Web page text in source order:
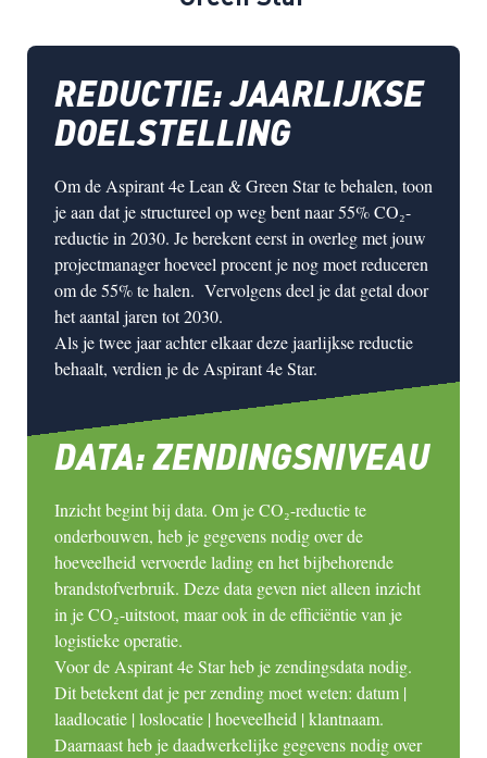
REDUCTIE: JAARLIJKSE
DOELSTELLING
Om de Aspirant 4e Lean & Green Starte behalen, toon
je aan dat je structureel op weg bent naar55% CO₂-
reductie in 2030. Je berekent eerst in overleg met jouw
projectmanager hoeveel procent je nog moet reduceren
om de 55% te halen. Vervolgens deel je dat getal door
het aantal jaren tot 2030.
Als jetwee jaar achter elkaardeze jaarlijkse reductie
behaalt, verdien je de Aspirant 4e Star.
DATA: ZENDINGSNIVEAU
Inzicht begint bij data. Om je CO₂-reductie te
onderbouwen, heb je gegevens nodig over de
hoeveelheid vervoerde lading en het bijbehorende
brandstofverbruik. Deze data geven niet alleen inzicht
in je CO₂-uitstoot, maar ook in de efficiëntie van je
logistieke operatie.
Voor de Aspirant 4e Star heb je zendingsdata nodig.
Dit betekent dat je per zending moet weten: datum |
laadlocatie | loslocatie | hoeveelheid | klantnaam.
Daarnaast heb je daadwerkelijke gegevens nodig over